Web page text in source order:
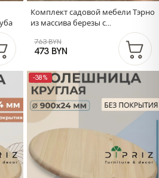
Комплект садовой мебели Тэрно
из массива березы с
нержавеющим стальным
каркасом, складной стол и 2
складных стула для улицы дачи
763 BYN
473 BYN
-38%